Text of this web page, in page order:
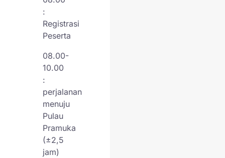
mengisi hati dan pikiran
dengan hal-hal baik.
:
Registrasi
Peserta
08.00-
10.00
:
perjalanan
menuju
Pulau
Pramuka
(±2,5
jam)